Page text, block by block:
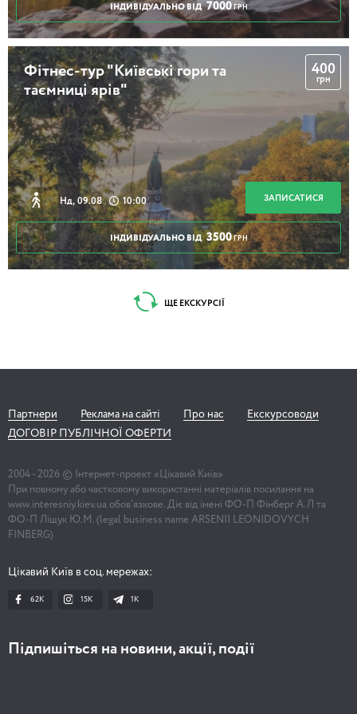
ІНДИВІДУАЛЬНО ВІД 7000 ГРН
Фітнес-тур "Київські гори та
таємниці ярів"
Нд, 09.08 10:00
400
грн
ЗАПИСАТИСЯ
ІНДИВІДУАЛЬНО ВІД 3500 ГРН
ЩЕ ЕКСКУРСІЇ
Партнери Реклама на сайті Про нас
Екскурсоводи
ДОГОВІР ПУБЛІЧНОЇ ОФЕРТИ
2004 - 2026 © Інтернет-проект «Цікавий Київ»
При повному або частковому використанні матеріалів посилання на
www.interesniy.kiev.ua обов'язкове. Діє від імені ФО-П Фінберг А.Л та
ФО-П Ліщук Ю.М. (legal business name ARSENII LEONIDOVYCH
FINBERG)
Цікавий Київ в соц. мережах:
62K 15K 1К
Підпишіться на новини, акції, події